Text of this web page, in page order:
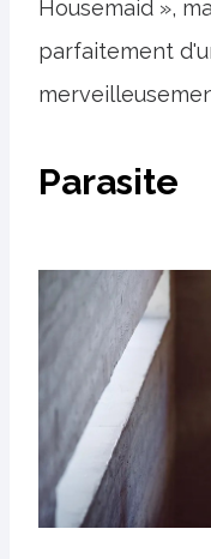
Housemaid »,
parfaitement
Parasite